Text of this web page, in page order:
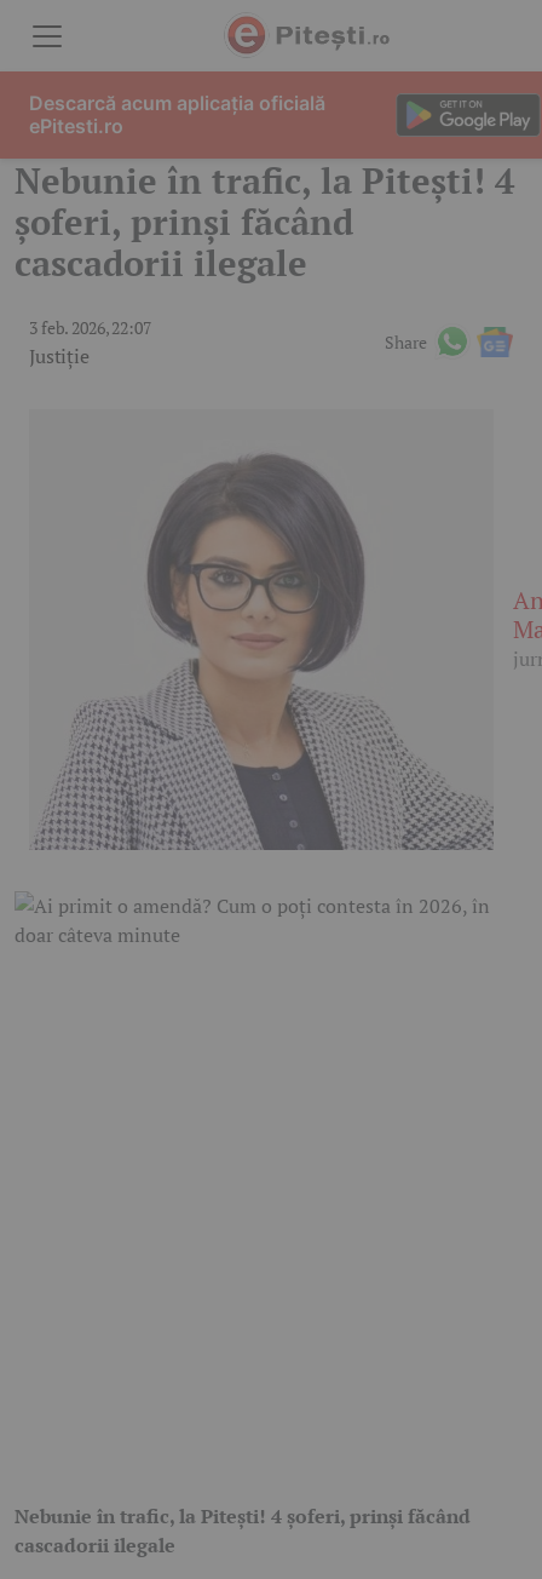
Nebunie în trafic, la Pitești! 4
șoferi, prinși făcând
cascadorii ilegale
3 feb. 2026, 22:07
Justiție
Share
Nebunie în trafic, la Pitești! 4 șoferi, prinși făcând
cascadorii ilegale
Descarcă acum aplicația oficială
ePitesti.ro